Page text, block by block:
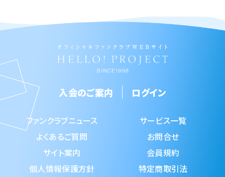
入会のご案内 ログイン
ファンクラブニュース
サービス一覧
よくあるご質問
お問合せ
サイト案内
会員規約
個人情報保護方針
特定商取引法